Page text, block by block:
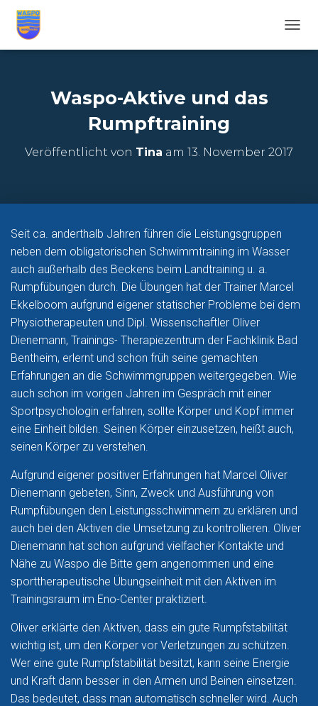
A
N
Waspo-Aktive und das
Rumpftraining
Veröffentlicht von Tina am 13. November 2017
Seit ca. anderthalb Jahren führen die Leistungsgruppen
neben dem obligatorischen Schwimmtraining im Wasser
auch außerhalb des Beckens beim Landtraining u. a.
Rumpfübungen durch. Die Übungen hat der Trainer Marcel
Ekkelboom aufgrund eigener statischer Probleme bei dem
Physiotherapeuten und Dipl. Wissenschaftler Oliver
Dienemann, Trainings- Therapiezentrum der Fachklinik Bad
Bentheim, erlernt und schon früh seine gemachten
Erfahrungen an die Schwimmgruppen weitergegeben. Wie
auch schon im vorigen Jahren im Gespräch mit einer
Sportpsychologin erfahren, sollte Körper und Kopf immer
eine Einheit bilden. Seinen Körper einzusetzen, heißt auch,
seinen Körper zu verstehen.
Aufgrund eigener positiver Erfahrungen hat Marcel Oliver
Dienemann gebeten, Sinn, Zweck und Ausführung von
Rumpfübungen den Leistungsschwimmern zu erklären und
auch bei den Aktiven die Umsetzung zu kontrollieren. Oliver
Dienemann hat schon aufgrund vielfacher Kontakte und
Nähe zu Waspo die Bitte gern angenommen und eine
sporttherapeutische Übungseinheit mit den Aktiven im
Trainingsraum im Eno-Center praktiziert.
Oliver erklärte den Aktiven, dass ein gute Rumpfstabilität
wichtig ist, um den Körper vor Verletzungen zu schützen.
Wer eine gute Rumpfstabilität besitzt, kann seine Energie
und Kraft dann besser in den Armen und Beinen einsetzen.
Das bedeutet, dass man automatisch schneller wird. Auch